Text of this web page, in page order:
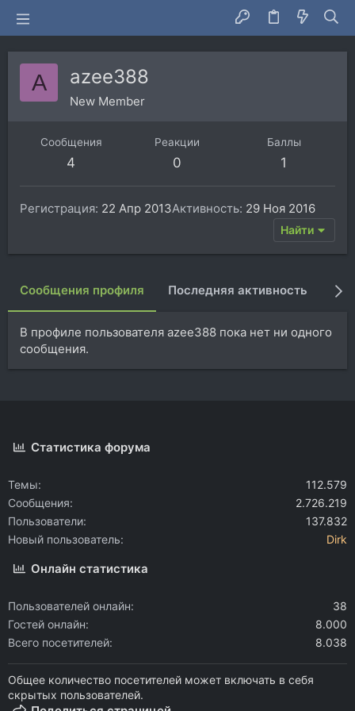
A azee388
New Member
Сообщения
4
Реакции
0
Баллы
1
Регистрация 22 Апр 2013Активность 29 Ноя 2016
Найти
Сообщения профиля Последняя активность
В профиле пользователя azee388 пока нет ни одного
сообщения.
Статистика форума
Темы
112.579
Сообщения
2.726.219
Пользователи
137.832
Новый пользователь
Dirk
Онлайн статистика
Пользователей онлайн
38
Гостей онлайн
8.000
Всего посетителей
8.038
Общее количество посетителей может включать в себя
скрытых пользователей.